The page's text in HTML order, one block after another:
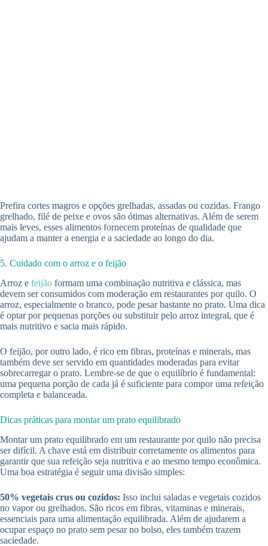
Prefira cortes magros e opções grelhadas, assadas ou cozidas. Frango
grelhado, filé de peixe e ovos são ótimas alternativas. Além de serem
mais leves, esses alimentos fornecem proteínas de qualidade que
ajudam a manter a energia e a saciedade ao longo do dia.
5. Cuidado com o arroz e o feijão
Arroz e feijão formam uma combinação nutritiva e clássica, mas
devem ser consumidos com moderação em restaurantes por quilo. O
arroz, especialmente o branco, pode pesar bastante no prato. Uma dica
é optar por pequenas porções ou substituir pelo arroz integral, que é
mais nutritivo e sacia mais rápido.
O feijão, por outro lado, é rico em fibras, proteínas e minerais, mas
também deve ser servido em quantidades moderadas para evitar
sobrecarregar o prato. Lembre-se de que o equilíbrio é fundamental:
uma pequena porção de cada já é suficiente para compor uma refeição
completa e balanceada.
Dicas práticas para montar um prato equilibrado
Montar um prato equilibrado em um restaurante por quilo não precisa
ser difícil. A chave está em distribuir corretamente os alimentos para
garantir que sua refeição seja nutritiva e ao mesmo tempo econômica.
Uma boa estratégia é seguir uma divisão simples:
50% vegetais crus ou cozidos: Isso inclui saladas e vegetais cozidos
no vapor ou grelhados. São ricos em fibras, vitaminas e minerais,
essenciais para uma alimentação equilibrada. Além de ajudarem a
ocupar espaço no prato sem pesar no bolso, eles também trazem
saciedade.